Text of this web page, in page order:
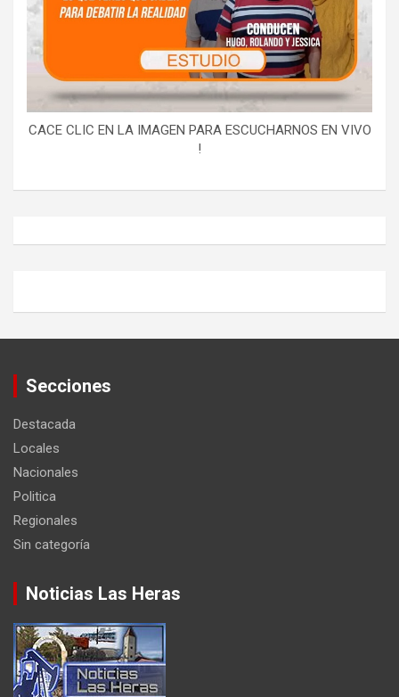
CACE CLIC EN LA IMAGEN PARA ESCUCHARNOS EN VIVO
!
Secciones
Destacada
Locales
Nacionales
Politica
Regionales
Sin categoría
Noticias Las Heras